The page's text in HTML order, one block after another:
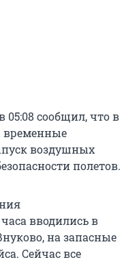
05:08 сообщил, что в
временные
воздушных
полетов.
вводились в
на запасные
Сейчас все